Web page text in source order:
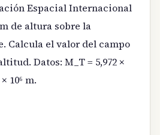
Espacial Internacional
de altura sobre la
Calcula el valor del campo
Datos: M_T = 5,972 ×
10⁶ m.